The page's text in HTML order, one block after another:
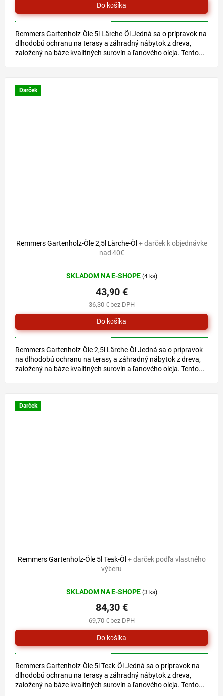
Remmers Gartenholz-Öle 5l Lärche-Öl Jedná sa o prípravok na
dlhodobú ochranu na terasy a záhradný nábytok z dreva,
založený na báze kvalitných surovín a ľanového oleja. Tento...
Darček
Remmers Gartenholz-Öle 2,5l Lärche-Öl + darček k objednávke
nad 40€
SKLADOM NA E-SHOPE (4 ks)
36,30 € bez DPH
43,90 €
Remmers Gartenholz-Öle 2,5l Lärche-Öl Jedná sa o prípravok
na dlhodobú ochranu na terasy a záhradný nábytok z dreva,
založený na báze kvalitných surovín a ľanového oleja. Tento...
Darček
Remmers Gartenholz-Öle 5l Teak-Öl + darček podľa vlastného
výberu
SKLADOM NA E-SHOPE (3 ks)
69,70 € bez DPH
84,30 €
Remmers Gartenholz-Öle 5l Teak-Öl Jedná sa o prípravok na
dlhodobú ochranu na terasy a záhradný nábytok z dreva,
založený na báze kvalitných surovín a ľanového oleja. Tento...